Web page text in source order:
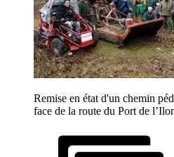
Remise en état d'un chemin
face de la route du Port de